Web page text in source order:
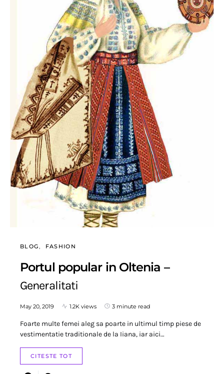
BLOG FASHION
Portul popular in Oltenia –
Generalitati
May 20, 2019 1.2K views 3 minute read
Foarte multe femei aleg sa poarte in ultimul timp piese de
vestimentatie traditionale de la Iiana, iar aici…
CITESTE TOT